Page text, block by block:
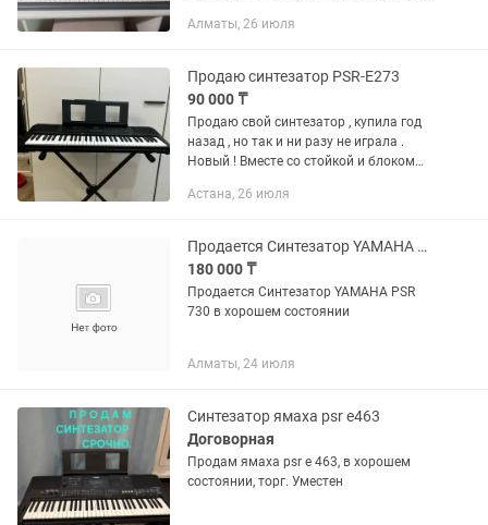
Алматы, 26 июля
Продаю синтезатор PSR-E273
90 000 ₸
Продаю свой синтезатор , купила год
назад , но так и ни разу не играла .
Новый ! Вместе со стойкой и блоком
Количество клавиш: 61 Дисплей: ЖК-
Астана, 26 июля
Продается Синтезатор YAMAHA PSR 730
180 000 ₸
Продается Синтезатор YAMAHA PSR
730 в хорошем состоянии
Алматы, 24 июля
Синтезатор ямаха psr e463
Договорная
Продам ямаха psr e 463, в хорошем
состоянии, торг. Уместен